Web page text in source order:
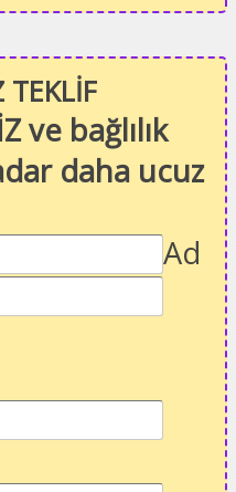
TEKLİF
ve bağlılık
daha ucuz
Ad